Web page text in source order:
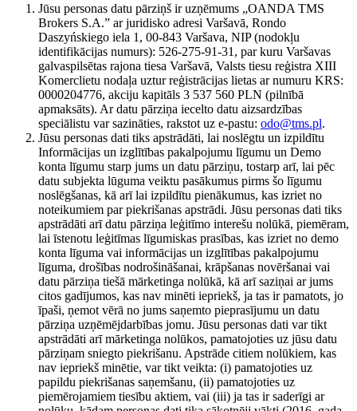
Jūsu personas datu pārziņš ir uzņēmums „OANDA TMS
Brokers S.A.” ar juridisko adresi Varšavā, Rondo
Daszyńskiego iela 1, 00-843 Varšava, NIP (nodokļu
identifikācijas numurs): 526-275-91-31, par kuru Varšavas
galvaspilsētas rajona tiesa Varšavā, Valsts tiesu reģistra XIII
Komerclietu nodaļa uztur reģistrācijas lietas ar numuru KRS:
0000204776, akciju kapitāls 3 537 560 PLN (pilnībā
apmaksāts). Ar datu pārziņa iecelto datu aizsardzības
speciālistu var sazināties, rakstot uz e-pastu: odo@tms.pl.
Jūsu personas dati tiks apstrādāti, lai noslēgtu un izpildītu
Informācijas un izglītības pakalpojumu līgumu un Demo
konta līgumu starp jums un datu pārziņu, tostarp arī, lai pēc
datu subjekta lūguma veiktu pasākumus pirms šo līgumu
noslēgšanas, kā arī lai izpildītu pienākumus, kas izriet no
noteikumiem par piekrišanas apstrādi. Jūsu personas dati tiks
apstrādāti arī datu pārziņa leģitīmo interešu nolūkā, piemēram,
lai īstenotu leģitīmas līgumiskas prasības, kas izriet no demo
konta līguma vai informācijas un izglītības pakalpojumu
līguma, drošības nodrošināšanai, krāpšanas novēršanai vai
datu pārziņa tiešā mārketinga nolūkā, kā arī saziņai ar jums
citos gadījumos, kas nav minēti iepriekš, ja tas ir pamatots, jo
īpaši, ņemot vērā no jums saņemto pieprasījumu un datu
pārziņa uzņēmējdarbības jomu. Jūsu personas dati var tikt
apstrādāti arī mārketinga nolūkos, pamatojoties uz jūsu datu
pārziņam sniegto piekrišanu. Apstrāde citiem nolūkiem, kas
nav iepriekš minētie, var tikt veikta: (i) pamatojoties uz
papildu piekrišanas saņemšanu, (ii) pamatojoties uz
piemērojamiem tiesību aktiem, vai (iii) ja tas ir saderīgi ar